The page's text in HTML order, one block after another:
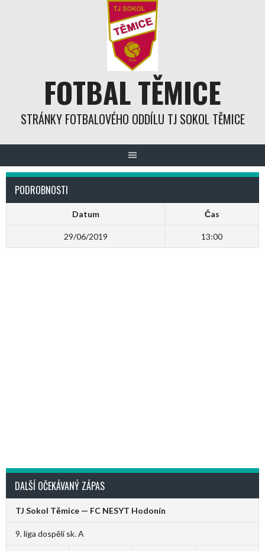
FOTBAL TĚMICE
STRÁNKY FOTBALOVÉHO ODDÍLU TJ SOKOL TĚMICE
PODROBNOSTI
Datum Čas
29/06/2019 13:00
DALŠÍ OČEKÁVANÝ ZÁPAS
TJ Sokol Těmice — FC NESYT Hodonín
9. liga dospělí sk. A